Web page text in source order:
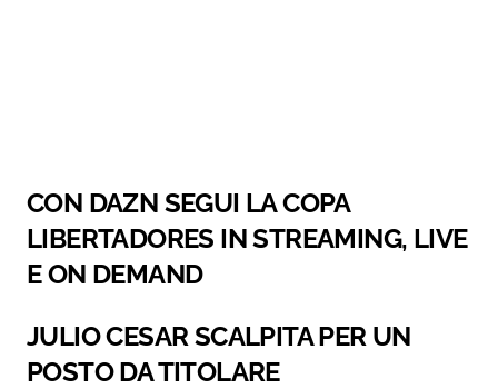
CON DAZN SEGUI LA COPA
LIBERTADORES IN STREAMING, LIVE
E ON DEMAND
JULIO CESAR SCALPITA PER UN
POSTO DA TITOLARE